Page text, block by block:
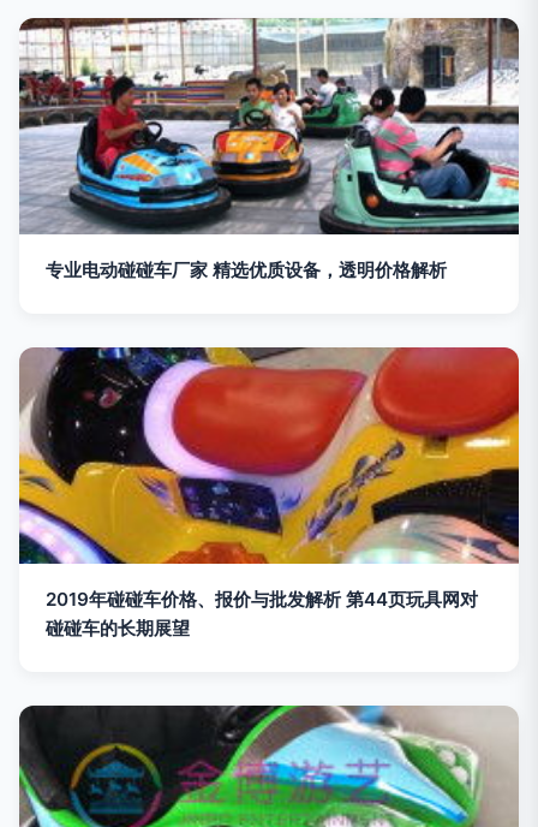
专业电动碰碰车厂家 精选优质设备，透明价格解析
2019年碰碰车价格、报价与批发解析 第44页玩具网对
碰碰车的长期展望